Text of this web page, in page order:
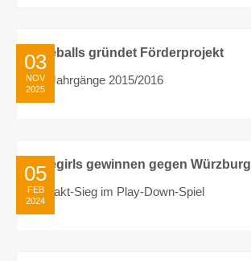
03
NOV
2025
Fireballs gründet Förderprojekt
für Jahrgänge 2015/2016
05
FEB
2024
Firegirls gewinnen gegen Würzburg
Auftakt-Sieg im Play-Down-Spiel